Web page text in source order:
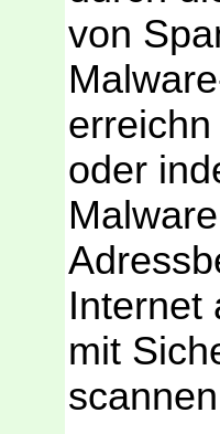
von
oder
Malware
Internet
mit